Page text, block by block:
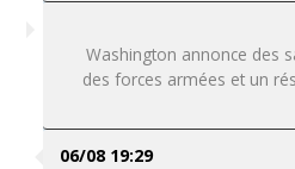
Washington annonce des
des forces armées et un
06/08 19:29